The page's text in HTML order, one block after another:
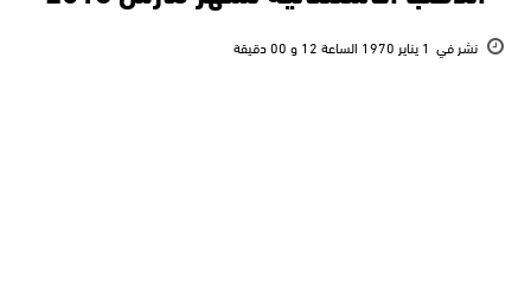
نشر في 1 يناير 1970 الساعة 12 و 00 دقيقة